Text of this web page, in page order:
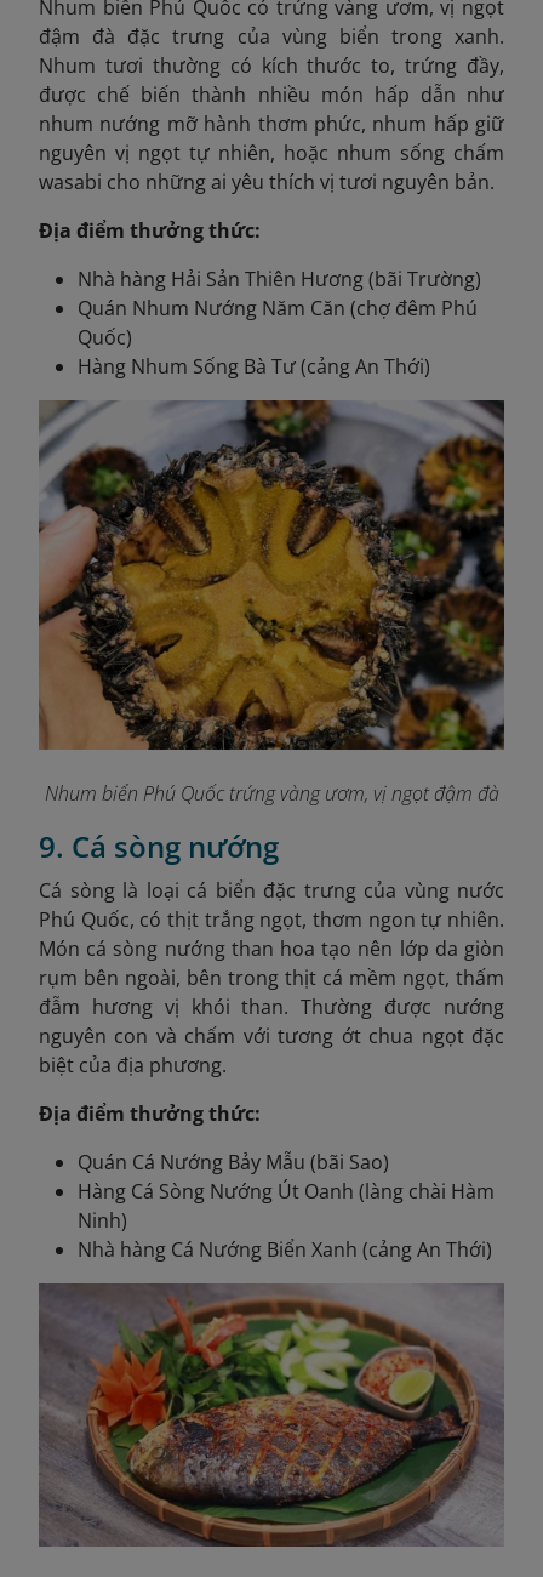
Nhum biển Phú Quốc có trứng vàng ươm, vị ngọt
đậm đà đặc trưng của vùng biển trong xanh.
Nhum tươi thường có kích thước to, trứng đầy,
được chế biến thành nhiều món hấp dẫn như
nhum nướng mỡ hành thơm phức, nhum hấp giữ
nguyên vị ngọt tự nhiên, hoặc nhum sống chấm
wasabi cho những ai yêu thích vị tươi nguyên bản.
Địa điểm thưởng thức:
Nhà hàng Hải Sản Thiên Hương (bãi Trường)
Quán Nhum Nướng Năm Căn (chợ đêm Phú
Quốc)
Hàng Nhum Sống Bà Tư (cảng An Thới)
Nhum biển Phú Quốc trứng vàng ươm, vị ngọt đậm đà
9. Cá sòng nướng
Cá sòng là loại cá biển đặc trưng của vùng nước
Phú Quốc, có thịt trắng ngọt, thơm ngon tự nhiên.
Món cá sòng nướng than hoa tạo nên lớp da giòn
rụm bên ngoài, bên trong thịt cá mềm ngọt, thấm
đẫm hương vị khói than. Thường được nướng
nguyên con và chấm với tương ớt chua ngọt đặc
biệt của địa phương.
Địa điểm thưởng thức:
Quán Cá Nướng Bảy Mẫu (bãi Sao)
Hàng Cá Sòng Nướng Út Oanh (làng chài Hàm
Ninh)
Nhà hàng Cá Nướng Biển Xanh (cảng An Thới)